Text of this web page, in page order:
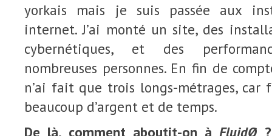
yorkais mais je suis passée aux
internet. J’ai monté un site, des
cybernétiques, et des
nombreuses personnes. En fin de
n’ai fait que trois longs-métrages, car
beaucoup d’argent et de temps.
De là, comment aboutit-on àFluidØ